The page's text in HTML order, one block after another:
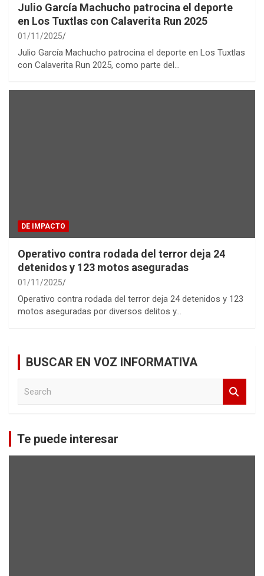
Julio García Machucho patrocina el deporte
en Los Tuxtlas con Calaverita Run 2025
01/11/2025
Julio García Machucho patrocina el deporte en Los Tuxtlas
con Calaverita Run 2025, como parte del…
DE IMPACTO
Operativo contra rodada del terror deja 24
detenidos y 123 motos aseguradas
01/11/2025
Operativo contra rodada del terror deja 24 detenidos y 123
motos aseguradas por diversos delitos y…
BUSCAR EN VOZ INFORMATIVA
c
h
Te puede interesar